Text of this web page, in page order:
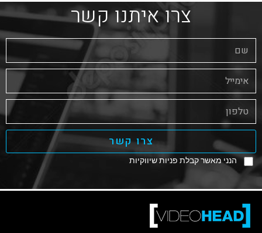
צרו איתנו קשר
הנני מאשר קבלת פניות שיווקיות
צרו קשר